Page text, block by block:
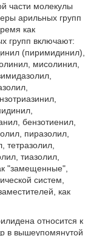
части молекулы
арильных групп
как
групп включают:
(пиримидинил),
мисолинил,
бензотиенил,
пиразолил,
тетразолил,
тиазолил,
"замещенные",
систем,
как
относится к
в вышеупомянутой